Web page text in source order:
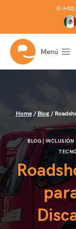
Menú
Home / Blog /
BLOG| INCLUSIÓN